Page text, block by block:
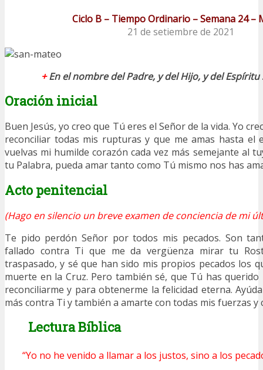
Ciclo B – Tiempo Ordinario – Semana 24 –
21 de setiembre de 2021
+En el nombre del Padre, y del Hijo, y del Espíritu
Oración inicial
Buen Jesús, yo creo que Tú eres el Señor de la vida. Yo
reconciliar todas mis rupturas y que me amas hasta el
vuelvas mi humilde corazón cada vez más semejante al
tu Palabra, pueda amar tanto como Tú mismo nos has
Acto penitencial
(Hago en silencio un breve examen de conciencia de mi
Te pido perdón Señor por todos mis pecados. Son
fallado contra Ti que me da vergüenza mirar tu
traspasado, y sé que han sido mis propios pecados los
muerte en la Cruz. Pero también sé, que Tú has querido
reconciliarme y para obtenerme la felicidad eterna.
más contra Ti y también a amarte con todas mis fuerzas y
Lectura Bíblica
“Yo no he venido a llamar a los justos, sino a los